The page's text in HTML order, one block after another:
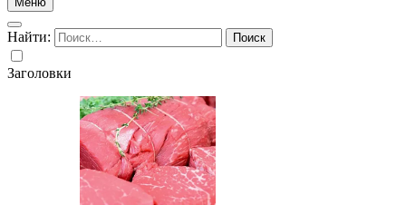
Найти:
Заголовки